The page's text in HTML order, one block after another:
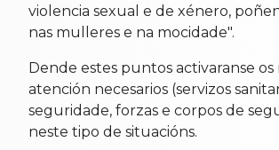
violencia sexual e de xénero,
nas mulleres e na mocidade".
Dende estes puntos activaranse os
atención necesarios (servizos
seguridade, forzas e corpos de
neste tipo de situacións.